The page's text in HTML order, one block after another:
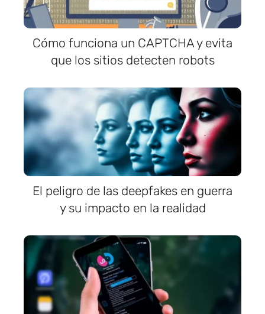
Cómo funciona un CAPTCHA y evita
que los sitios detecten robots
El peligro de las deepfakes en guerra
y su impacto en la realidad